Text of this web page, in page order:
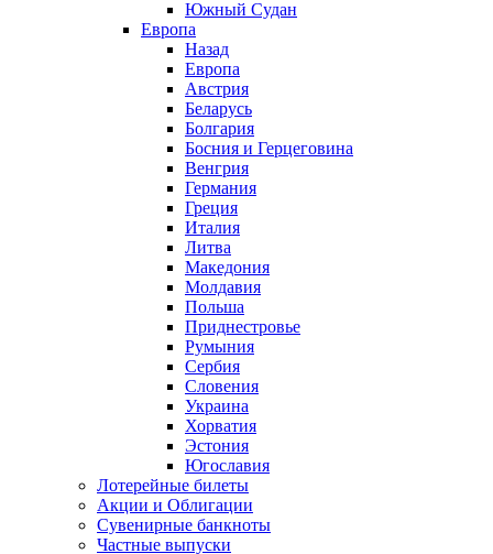
Южный Судан
Европа
Назад
Европа
Австрия
Беларусь
Болгария
Босния и Герцеговина
Венгрия
Германия
Греция
Италия
Литва
Македония
Молдавия
Польша
Приднестровье
Румыния
Сербия
Словения
Украина
Хорватия
Эстония
Югославия
Лотерейные билеты
Акции и Облигации
Сувенирные банкноты
Частные выпуски